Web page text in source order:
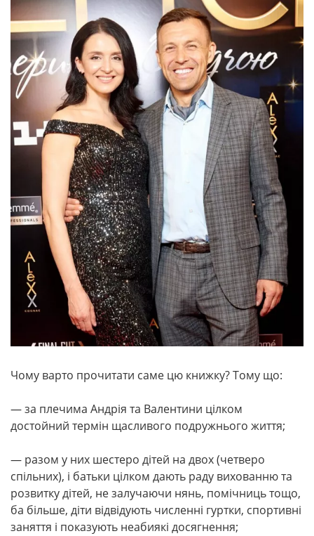
Чому варто прочитати саме цю книжку? Тому що:
— за плечима Андрія та Валентини цілком
достойний термін щасливого подружнього життя;
— разом у них шестеро дітей на двох (четверо
спільних), і батьки цілком дають раду вихованню та
розвитку дітей, не залучаючи нянь, помічниць тощо,
ба більше, діти відвідують численні гуртки, спортивні
заняття і показують неабиякі досягнення;